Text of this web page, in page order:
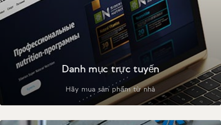
Danh mục trực tuyến
Hãy mua sản phẩm từ nhà